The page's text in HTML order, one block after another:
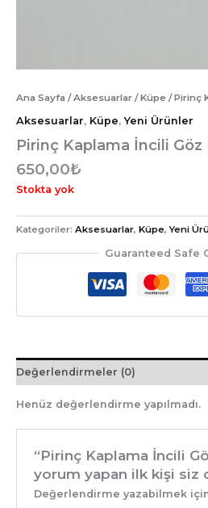
Ana Sayfa /Aksesuarlar /Küpe / Pirinç
Aksesuarlar, Küpe,Yeni Ürünler
Pirinç Kaplama İncili Göz
650,00₺
Stokta yok
Kategoriler: Aksesuarlar, Küpe,Yeni
Guaranteed Safe
Değerlendirmeler (0)
Henüz değerlendirme yapılmadı.
“Pirinç Kaplama İncili
yorum yapan ilk kişi siz
Değerlendirme yazabilmek